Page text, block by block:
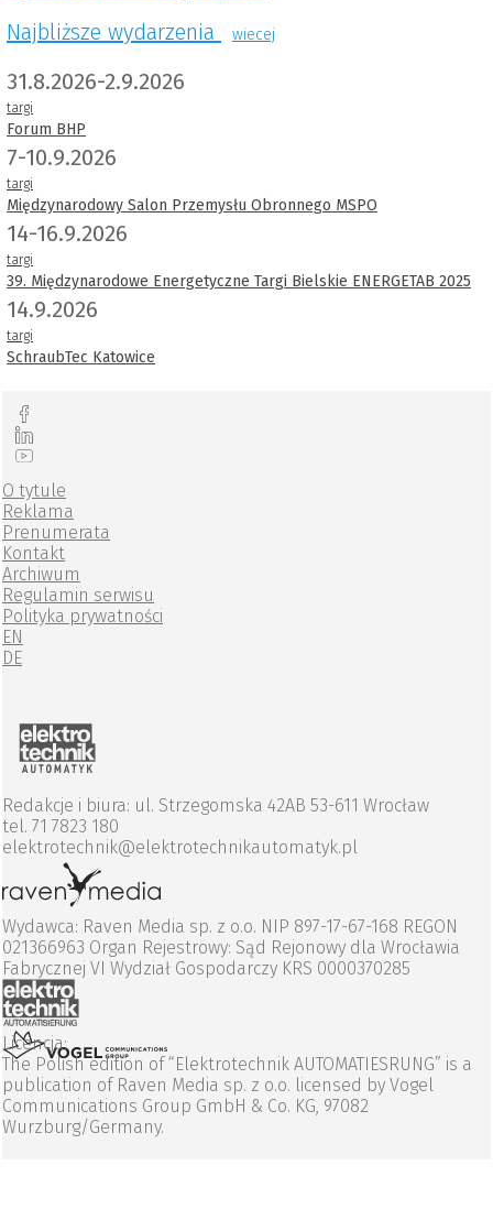
Najbliższe wydarzenia wiecej
31.8.2026-2.9.2026
targi
Forum BHP
7-10.9.2026
targi
Międzynarodowy Salon Przemysłu Obronnego MSPO
14-16.9.2026
targi
39. Międzynarodowe Energetyczne Targi Bielskie ENERGETAB 2025
14.9.2026
targi
SchraubTec Katowice
O tytule
Reklama
Prenumerata
Kontakt
Archiwum
Regulamin serwisu
Polityka prywatności
EN
DE
Redakcje i biura: ul. Strzegomska 42AB 53-611 Wrocław
tel. 71 7823 180
elektrotechnik@elektrotechnikautomatyk.pl
Wydawca: Raven Media sp. z o.o. NIP 897-17-67-168 REGON
021366963 Organ Rejestrowy: Sąd Rejonowy dla Wrocławia
Fabrycznej VI Wydział Gospodarczy KRS 0000370285
Licencja:
The Polish edition of “Elektrotechnik AUTOMATIESRUNG” is a
publication of Raven Media sp. z o.o. licensed by Vogel
Communications Group GmbH & Co. KG, 97082
Wurzburg/Germany.